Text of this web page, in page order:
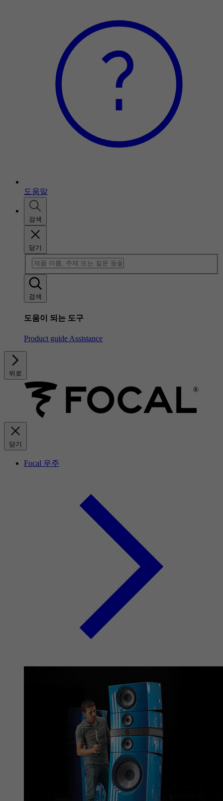
도움말
검색
닫기
검색
도움이 되는 도구
Product guide Assistance
뒤로
닫기
Focal 우주